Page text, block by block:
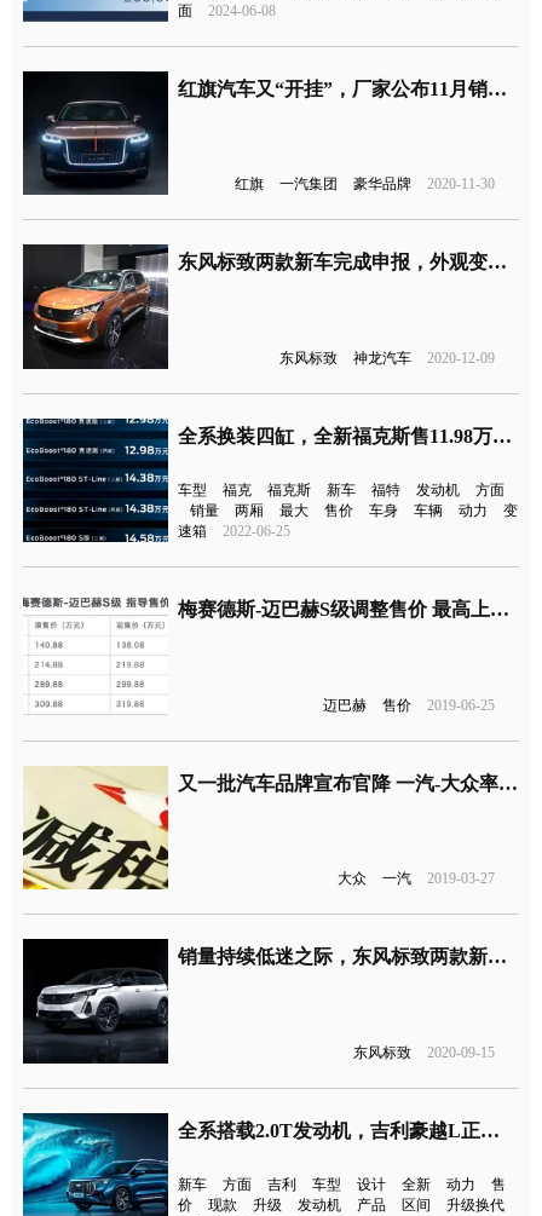
面
2024-06-08
红旗汽车又“开挂”，厂家公布11月销量达2.5万台
红旗 一汽集团 豪华品牌 2020-11-30
东风标致两款新车完成申报，外观变了！
东风标致 神龙汽车 2020-12-09
全系换装四缸，全新福克斯售11.98万元起
车型 福克 福克斯 新车 福特 发动机
方面
销量
两厢 最大 售价 车身 车辆 动力
变
速箱
2022-06-25
梅赛德斯-迈巴赫S级调整售价 最高上涨到10万
迈巴赫 售价 2019-06-25
又一批汽车品牌宣布官降 一汽-大众率先行事
大众 一汽 2019-03-27
销量持续低迷之际，东风标致两款新车来了
东风标致 2020-09-15
全系搭载2.0T发动机，吉利豪越L正式上市
新车 方面 吉利 车型 设计 全新 动力
售
价
现款 升级 发动机 产品 区间
升级换代